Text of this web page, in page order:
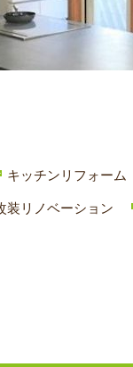
キッチンリフォーム
装リノベーション